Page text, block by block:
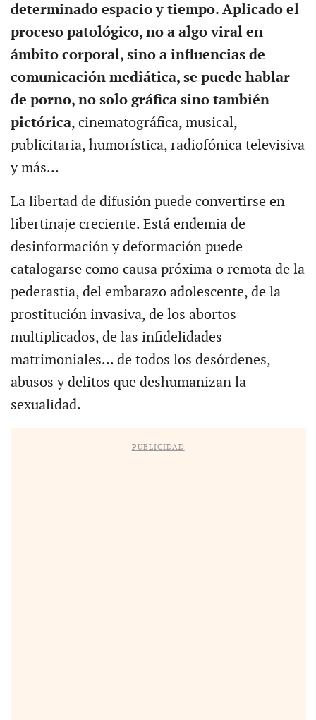
determinado espacio y tiempo. Aplicado el
proceso patológico, no a algo viral en
ámbito corporal, sino a influencias de
comunicación mediática, se puede hablar
de porno, no solo gráfica sino también
pictórica, cinematográfica, musical,
publicitaria, humorística, radiofónica televisiva
y más...
La libertad de difusión puede convertirse en
libertinaje creciente. Está endemia de
desinformación y deformación puede
catalogarse como causa próxima o remota de la
pederastia, del embarazo adolescente, de la
prostitución invasiva, de los abortos
multiplicados, de las infidelidades
matrimoniales... de todos los desórdenes,
abusos y delitos que deshumanizan la
sexualidad.
PUBLICIDAD